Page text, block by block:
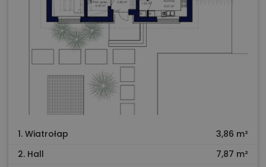
1. Wiatrołap
3,86 m²
2. Hall
7,87 m²